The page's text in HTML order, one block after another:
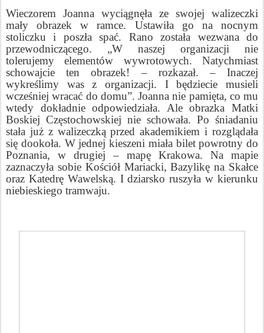
Wieczorem Joanna wyciągnęła ze swojej walizeczki
mały obrazek w ramce. Ustawiła go na nocnym
stoliczku i poszła spać. Rano została wezwana do
przewodniczącego. „W naszej organizacji nie
tolerujemy elementów wywrotowych. Natychmiast
schowajcie ten obrazek! – rozkazał. – Inaczej
wykreślimy was z organizacji. I będziecie musieli
wcześniej wracać do domu”. Joanna nie pamięta, co mu
wtedy dokładnie odpowiedziała. Ale obrazka Matki
Boskiej Częstochowskiej nie schowała. Po śniadaniu
stała już z walizeczką przed akademikiem i rozglądała
się dookoła. W jednej kieszeni miała bilet powrotny do
Poznania, w drugiej – mapę Krakowa. Na mapie
zaznaczyła sobie Kościół Mariacki, Bazylikę na Skałce
oraz Katedrę Wawelską. I dziarsko ruszyła w kierunku
niebieskiego tramwaju.